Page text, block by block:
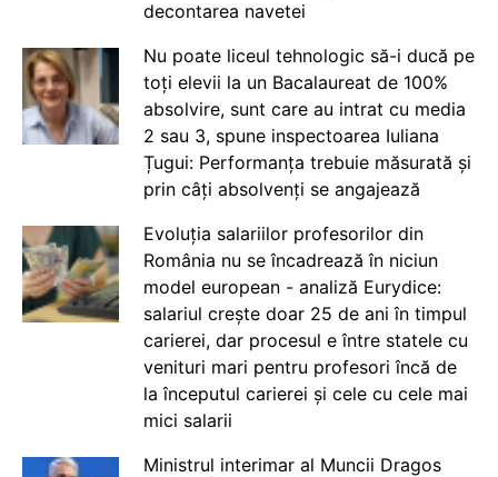
decontarea navetei
Nu poate liceul tehnologic să-i ducă pe
toți elevii la un Bacalaureat de 100%
absolvire, sunt care au intrat cu media
2 sau 3, spune inspectoarea Iuliana
Țugui: Performanța trebuie măsurată și
prin câți absolvenți se angajează
Evoluția salariilor profesorilor din
România nu se încadrează în niciun
model european - analiză Eurydice:
salariul crește doar 25 de ani în timpul
carierei, dar procesul e între statele cu
venituri mari pentru profesori încă de
la începutul carierei și cele cu cele mai
mici salarii
Ministrul interimar al Muncii Dragos